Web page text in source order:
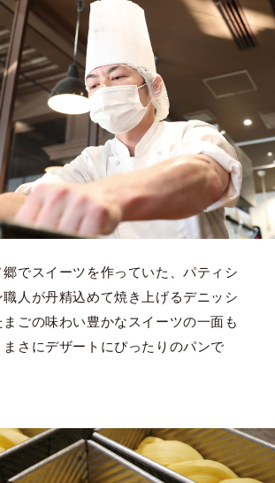
郷でスイーツを作っていた、パティシ
人が丹精込めて焼き上げるデニッシ
まごの味わい豊かなスイーツの一面も
さにデザートにぴったりのパンで